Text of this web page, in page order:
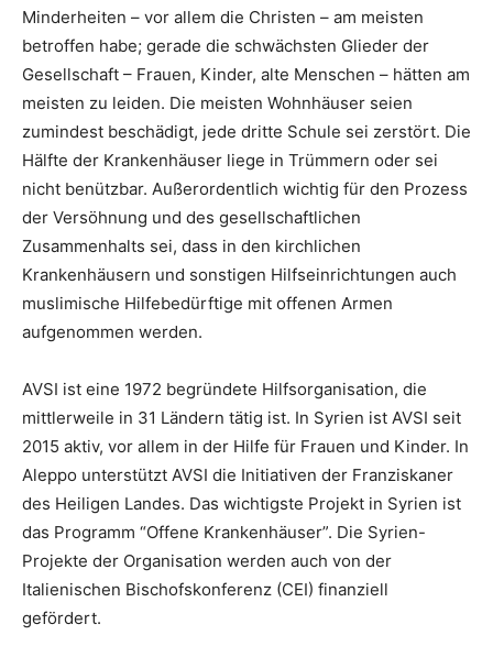
Minderheiten – vor allem die Christen – am meisten
betroffen habe; gerade die schwächsten Glieder der
Gesellschaft – Frauen, Kinder, alte Menschen – hätten am
meisten zu leiden. Die meisten Wohnhäuser seien
zumindest beschädigt, jede dritte Schule sei zerstört. Die
Hälfte der Krankenhäuser liege in Trümmern oder sei
nicht benützbar. Außerordentlich wichtig für den Prozess
der Versöhnung und des gesellschaftlichen
Zusammenhalts sei, dass in den kirchlichen
Krankenhäusern und sonstigen Hilfseinrichtungen auch
muslimische Hilfebedürftige mit offenen Armen
aufgenommen werden.
AVSI ist eine 1972 begründete Hilfsorganisation, die
mittlerweile in 31 Ländern tätig ist. In Syrien ist AVSI seit
2015 aktiv, vor allem in der Hilfe für Frauen und Kinder. In
Aleppo unterstützt AVSI die Initiativen der Franziskaner
des Heiligen Landes. Das wichtigste Projekt in Syrien ist
das Programm “Offene Krankenhäuser”. Die Syrien-
Projekte der Organisation werden auch von der
Italienischen Bischofskonferenz (CEI) finanziell
gefördert.